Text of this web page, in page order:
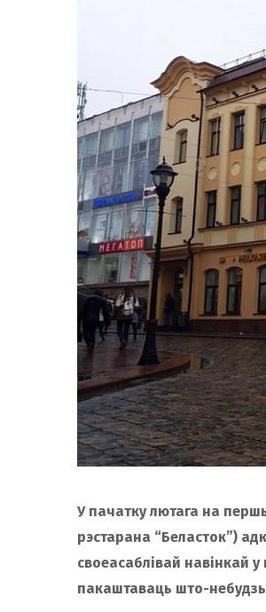
У пачатку лютага на
рэстарана “Беласток”)
своеасаблівай навінкай
пакаштаваць што-